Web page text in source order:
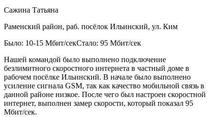
Сажина Татьяна
Раменский район, раб. посёлок Ильинский, ул. Ким
Было: 10-15 Мбит/секСтало: 95 Мбит/сек
Нашей командой было выполнено подключение
безлимитного скоростного интернета в частный доме в
рабочем посёлке Ильинский. В начале было выполнено
усиление сигнала GSM, так как качество мобильной связь в
данной районе низкое. После чего был настроен скоростной
интернет, выполнен замер скорости, который показал 95
Мбит/сек.